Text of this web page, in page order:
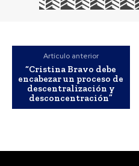
Artículo anterior
“Cristina Bravo debe
encabezar un proceso de
descentralización y
desconcentración”